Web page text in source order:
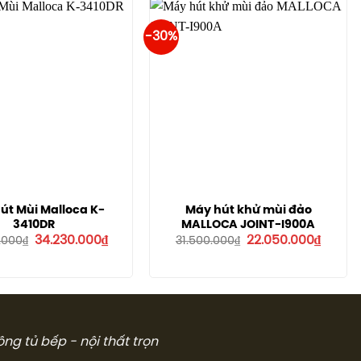
Mùi Malloca K-
3410DR
₫ Giá
34.230.000₫Giá
hiện
-30%
Máy hút khử mùi đảo
MALLOCA JOINT-I900A
31.500.000₫ Giá
22.050.000₫Giá
hiện
tủ bếp - nội thất trọn